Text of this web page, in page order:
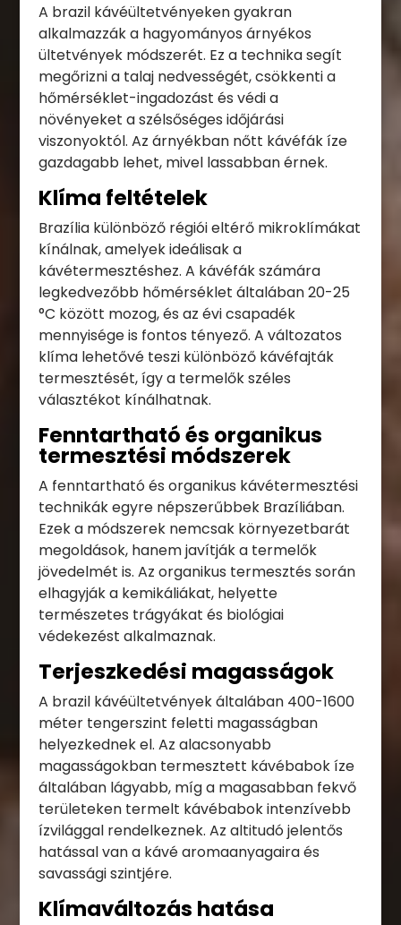
A brazil kávéültetvényeken gyakran
alkalmazzák a hagyományos árnyékos
ültetvények módszerét. Ez a technika segít
megőrizni a talaj nedvességét, csökkenti a
hőmérséklet-ingadozást és védi a
növényeket a szélsőséges időjárási
viszonyoktól. Az árnyékban nőtt kávéfák íze
gazdagabb lehet, mivel lassabban érnek.
Klíma feltételek
Brazília különböző régiói eltérő mikroklímákat
kínálnak, amelyek ideálisak a
kávétermesztéshez. A kávéfák számára
legkedvezőbb hőmérséklet általában 20-25
°C között mozog, és az évi csapadék
mennyisége is fontos tényező. A változatos
klíma lehetővé teszi különböző kávéfajták
termesztését, így a termelők széles
választékot kínálhatnak.
Fenntartható és organikus
termesztési módszerek
A fenntartható és organikus kávétermesztési
technikák egyre népszerűbbek Brazíliában.
Ezek a módszerek nemcsak környezetbarát
megoldások, hanem javítják a termelők
jövedelmét is. Az organikus termesztés során
elhagyják a kemikáliákat, helyette
természetes trágyákat és biológiai
védekezést alkalmaznak.
Terjeszkedési magasságok
A brazil kávéültetvények általában 400-1600
méter tengerszint feletti magasságban
helyezkednek el. Az alacsonyabb
magasságokban termesztett kávébabok íze
általában lágyabb, míg a magasabban fekvő
területeken termelt kávébabok intenzívebb
ízvilággal rendelkeznek. Az altitudó jelentős
hatással van a kávé aromaanyagaira és
savassági szintjére.
Klímaváltozás hatása